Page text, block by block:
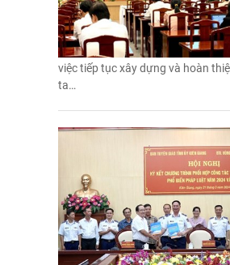
việc tiếp tục xây dựng và hoàn
ta…